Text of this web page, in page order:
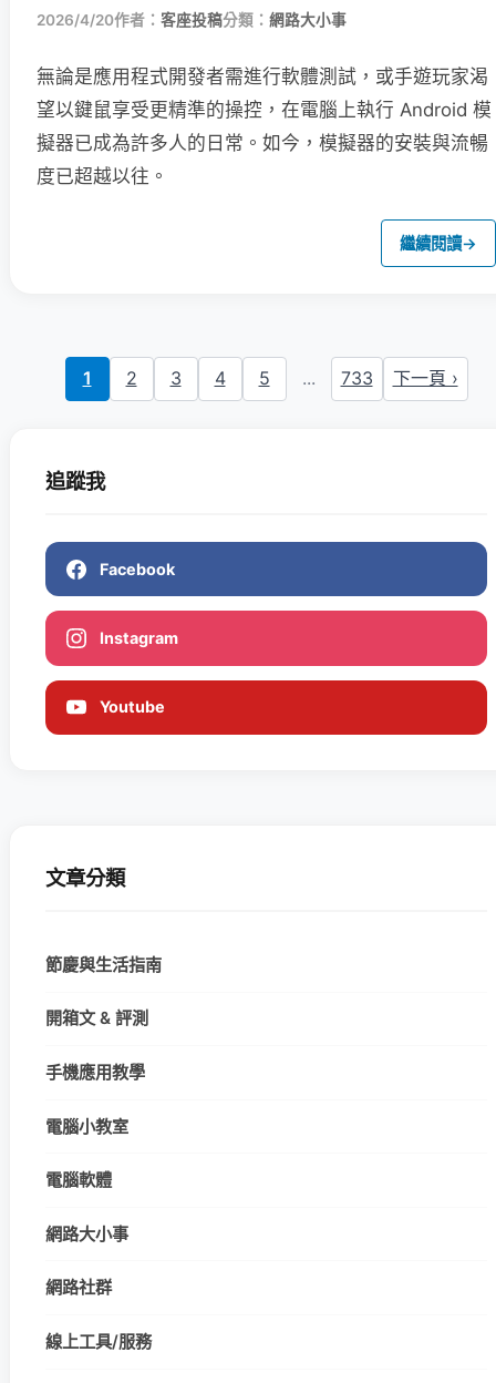
2026/4/20作者： 客座投稿分類： 網路大小事
無論是應用程式開發者需進行軟體測試，或手遊玩家渴
望以鍵鼠享受更精準的操控，在電腦上執行 Android 模
擬器已成為許多人的日常。如今，模擬器的安裝與流暢
度已超越以往。
繼續閱讀→
1 2 3 4 5 ... 733 下一頁 ›
追蹤我
Facebook
Instagram
Youtube
文章分類
節慶與生活指南
開箱文 & 評測
手機應用教學
電腦小教室
電腦軟體
網路大小事
網路社群
線上工具/服務